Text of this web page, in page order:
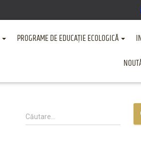
PROGRAME DE EDUCAȚIE ECOLOGICĂ
C
a
Căutare…